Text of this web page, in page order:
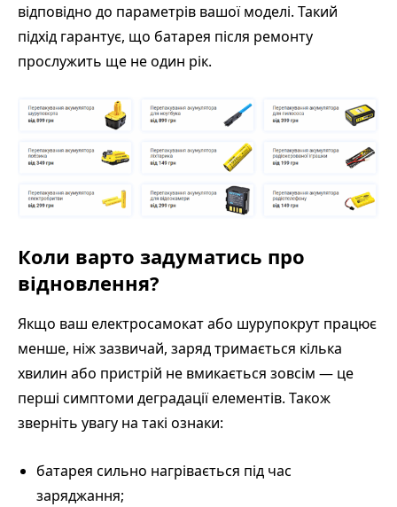
відповідно до параметрів вашої моделі. Такий
підхід гарантує, що батарея після ремонту
прослужить ще не один рік.
Коли варто задуматись про
відновлення?
Якщо ваш електросамокат або шурупокрут працює
менше, ніж зазвичай, заряд тримається кілька
хвилин або пристрій не вмикається зовсім — це
перші симптоми деградації елементів. Також
зверніть увагу на такі ознаки:
батарея сильно нагрівається під час
заряджання;